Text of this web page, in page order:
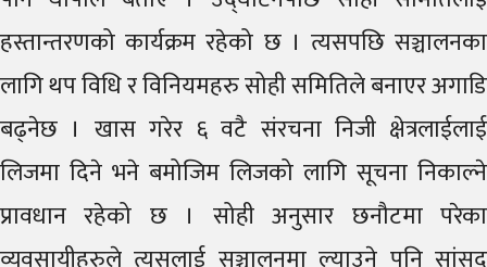
हस्तान्तरणको कार्यक्रम रहेको छ । त्यसपछि सञ्चालनका
लागि थप विधि र विनियमहरु सोही समितिले बनाएर अगाडि
बढ्नेछ । खास गरेर ६ वटै संरचना निजी क्षेत्रलाईलाई
लिजमा दिने भने बमोजिम लिजको लागि सूचना निकाल्ने
प्रावधान रहेको छ । सोही अनुसार छनौटमा परेका